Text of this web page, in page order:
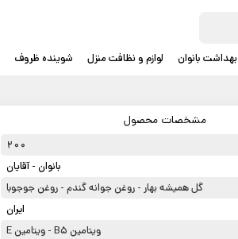
بهداشت بانوان لوازم و نظافت منزل شوینده ظروف
مشخصات محصول
200
بانوان - آقایان
گل همیشه بهار - روغن جوانه گندم - روغن جوجوبا
ایران
ویتامین B5 - ویتامین E